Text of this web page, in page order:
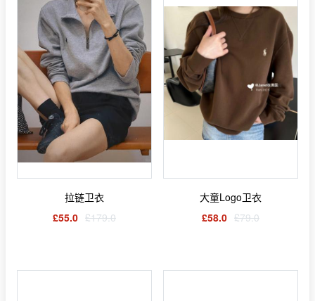
拉链卫衣
£55.0 £179.0
大童Logo卫衣
£58.0 £79.0